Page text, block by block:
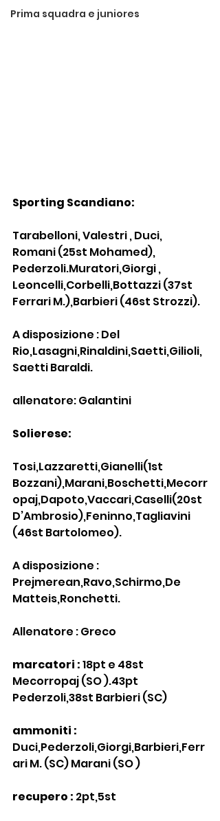
Prima squadra e juniores
Sporting Scandiano:
Tarabelloni, Valestri , Duci,
Romani (25st Mohamed),
Pederzoli.Muratori,Giorgi ,
Leoncelli,Corbelli,Bottazzi (37st
Ferrari M.),Barbieri (46st Strozzi).
A disposizione : Del
Rio,Lasagni,Rinaldini,Saetti,Gilioli,
Saetti Baraldi.
allenatore: Galantini
Solierese:
Tosi,Lazzaretti,Gianelli(1st
Bozzani),Marani,Boschetti,Mecorr
opaj,Dapoto,Vaccari,Caselli(20st
D’Ambrosio),Feninno,Tagliavini
(46st Bartolomeo).
A disposizione :
Prejmerean,Ravo,Schirmo,De
Matteis,Ronchetti.
Allenatore : Greco
marcatori : 18pt e 48st
Mecorropaj (SO ).43pt
Pederzoli,38st Barbieri (SC)
ammoniti :
Duci,Pederzoli,Giorgi,Barbieri,Ferr
ari M. (SC) Marani (SO )
recupero : 2pt,5st